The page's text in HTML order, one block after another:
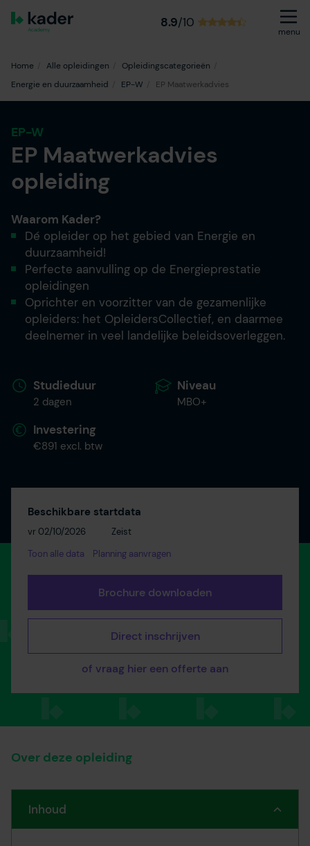
8.9/10
menu
Home Alle opleidingen
Opleidingscategorieën
Energie en duurzaamheid
EP-W EP Maatwerkadvies
EP-W
EP Maatwerkadvies
opleiding
Waarom Kader?
Dé opleider op het gebied van Energie en
duurzaamheid!
Perfecte aanvulling op de Energieprestatie
opleidingen
Oprichter en voorzitter van de gezamenlijke
opleiders: het OpleidersCollectief, en daarmee
deelnemer in veel landelijke beleidsoverleggen.
Studieduur
2 dagen
Niveau
MBO+
Investering
€891 excl. btw
Beschikbare startdata
vr 02/10/2026
Zeist
Toon alle data
Planning aanvragen
Brochure downloaden
Direct inschrijven
of vraag hier een offerte aan
Over deze opleiding
Inhoud